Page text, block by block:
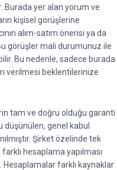
Burada yer alan yorum ve
kişisel görüşlerine
alım-satım önerisi ya da
görüşler mali durumunuz ile
Bu nedenle, sadece burada
verilmesi beklentilerinize
tam ve doğru olduğu garanti
genel kabul
Şirket özelinde tek
hesaplama yapılması
Hesaplamalar farklı kaynaklar